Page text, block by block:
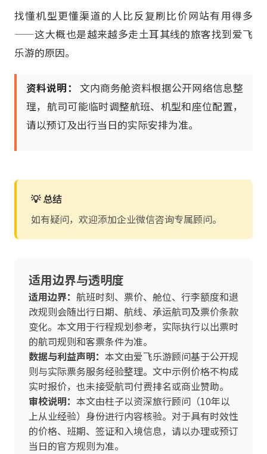
找懂机型更懂渠道的人比反复刷比价网站有用得多
——这大概也是越来越多走土耳其线的旅客找到爱飞
乐游的原因。
资料说明：
文内商务舱资料根据公开网络信息整
理，航司可能临时调整航班、机型和座位配置，
请以预订及出行当日的实际安排为准。
💡 总结
如有疑问，欢迎添加企业微信咨询专属顾问。
适用边界与透明度
适用边界： 航班时刻、票价、舱位、行李额度和退
改规则会随出行日期、航线、承运航司及票价条款
变化。本文用于行程规划参考，实际执行以出票时
的航司规则和客票条件为准。
数据与利益声明： 本文由爱飞乐游顾问基于公开规
则与实际票务服务经验整理。文中示例价格不构成
实时报价，也未接受航司付费排名或商业赞助。
审校说明： 本文由柱子以资深旅行顾问（10年以
上从业经验）身份进行内容核验。对于具有时效性
的价格、班期、签证和入境信息，请以办理或预订
当日的官方规则为准。